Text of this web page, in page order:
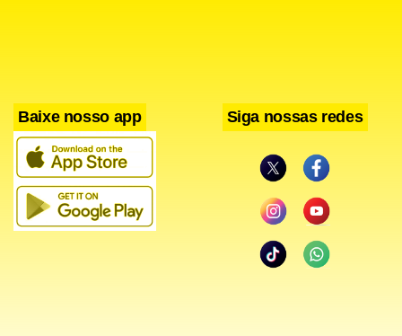
Baixe nosso app Siga nossas redes